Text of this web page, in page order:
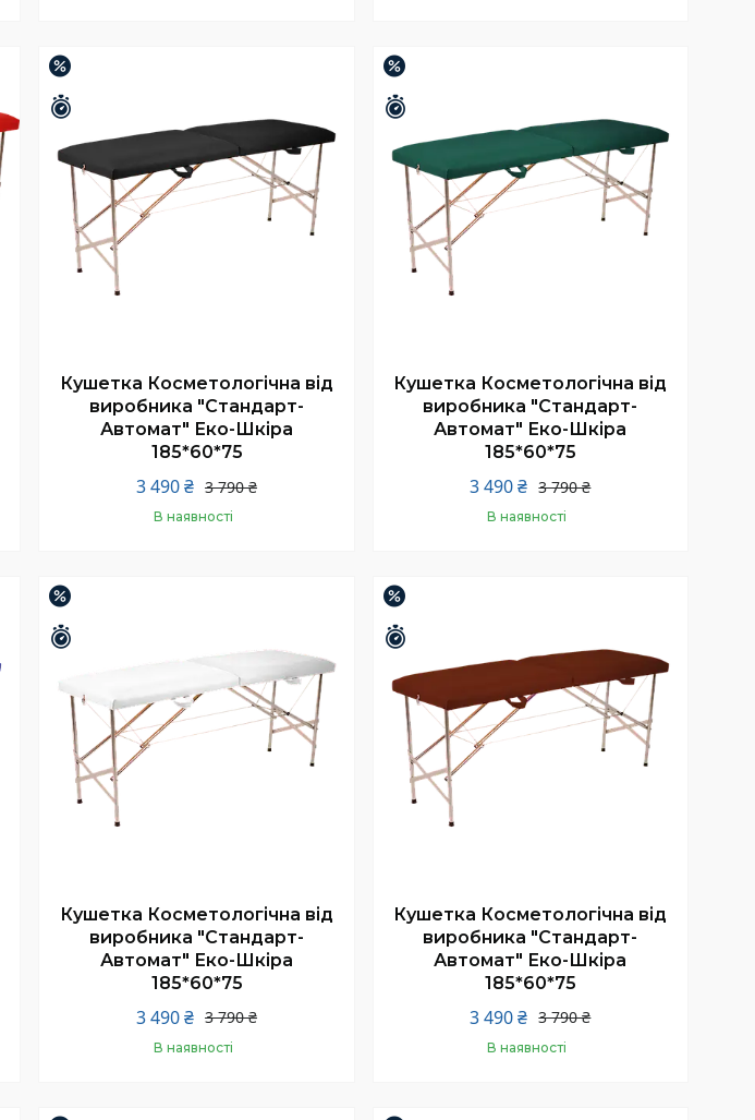
Кушетка Косметологічна від
виробника "Стандарт-
Автомат" Еко-Шкіра
185*60*75
3 790 ₴
3 490 ₴
В наявності
Кушетка Косметологічна від
виробника "Стандарт-
Автомат" Еко-Шкіра
185*60*75
3 790 ₴
3 490 ₴
В наявності
Кушетка Косметологічна від
виробника "Стандарт-
Автомат" Еко-Шкіра
185*60*75
3 790 ₴
3 490 ₴
В наявності
Кушетка Косметологічна від
виробника "Стандарт-
Автомат" Еко-Шкіра
185*60*75
3 790 ₴
3 490 ₴
В наявності